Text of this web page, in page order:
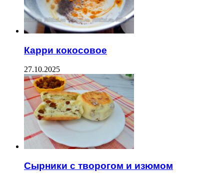
Карри кокосовое
27.10.2025
Сырники с творогом и изюмом